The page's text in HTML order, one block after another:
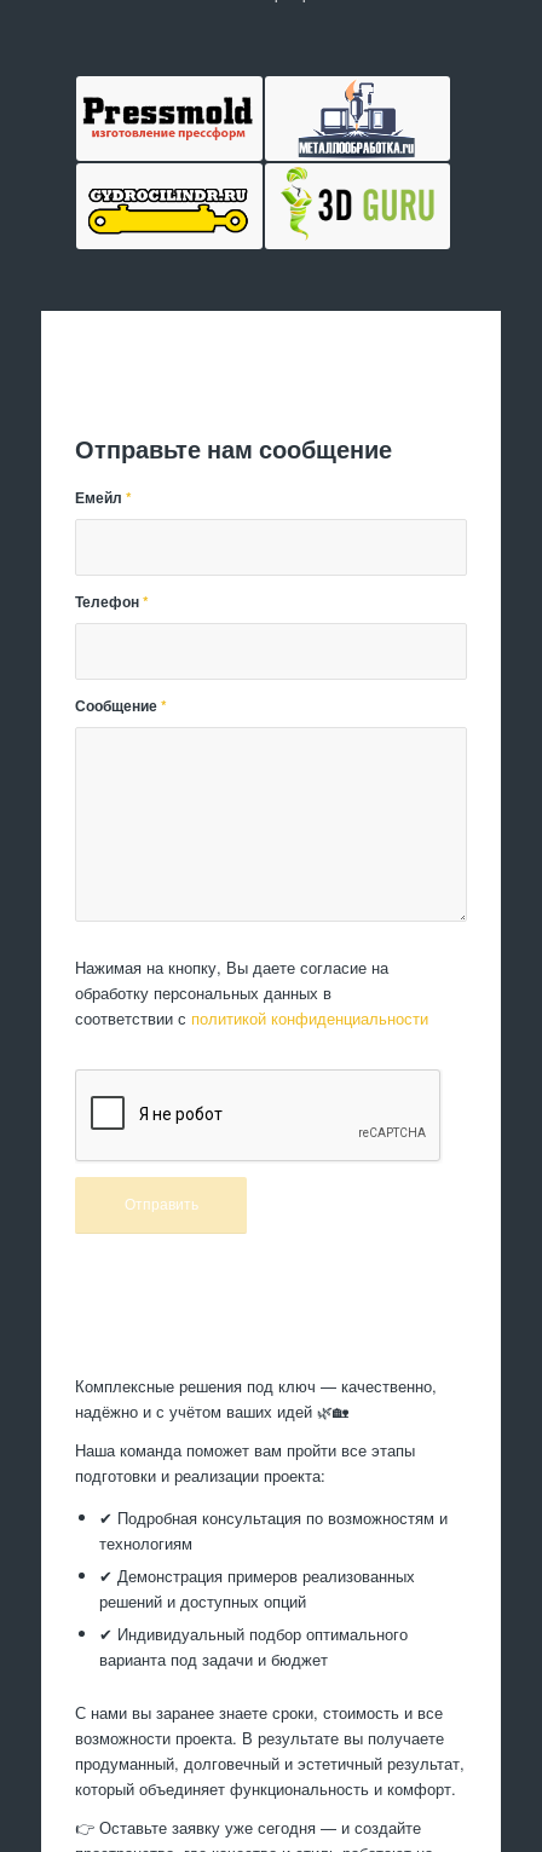
Отправьте нам сообщение
Емейл*
Телефон*
Сообщение*
Нажимая на кнопку, Вы даете согласие на
обработку персональных данных в
соответствии с политикой конфиденциальности
Комплексные решения под ключ — качественно,
надёжно и с учётом ваших идей 🌿🏡
Наша команда поможет вам пройти все этапы
подготовки и реализации проекта:
✔ Подробная консультация по возможностям и
технологиям
✔ Демонстрация примеров реализованных
решений и доступных опций
✔ Индивидуальный подбор оптимального
варианта под задачи и бюджет
С нами вы заранее знаете сроки, стоимость и все
возможности проекта. В результате вы получаете
продуманный, долговечный и эстетичный результат,
который объединяет функциональность и комфорт.
👉 Оставьте заявку уже сегодня — и создайте